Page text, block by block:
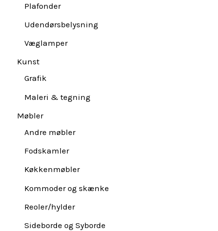
Plafonder
Udendørsbelysning
Væglamper
Kunst
Grafik
Maleri & tegning
Møbler
Andre møbler
Fodskamler
Køkkenmøbler
Kommoder og skænke
Reoler/hylder
Sideborde og Syborde